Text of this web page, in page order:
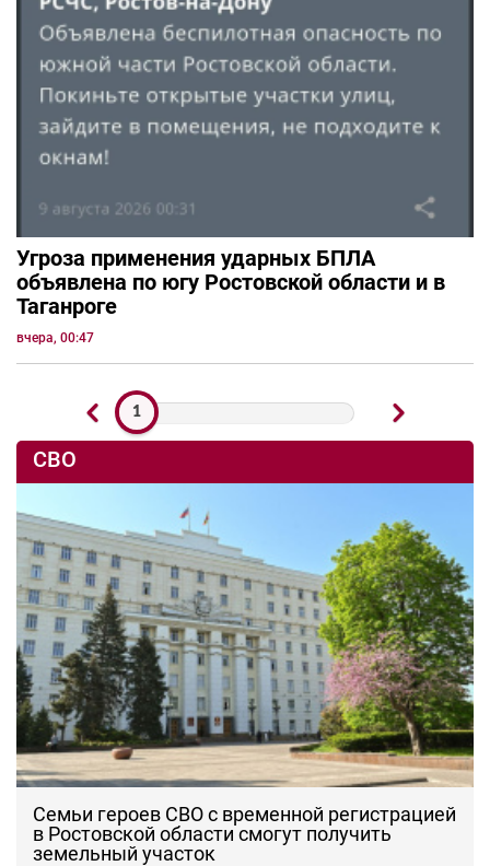
Угроза применения ударных БПЛА
объявлена по югу Ростовской области и в
Таганроге
вчера, 00:47
1
СВО
Семьи героев СВО с временной регистрацией
в Ростовской области смогут получить
земельный участок